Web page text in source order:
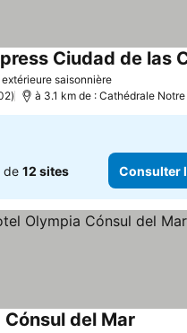
saisonnière
Ciudad de las
à 3.1 km de : Cathédrale
de 12 sites Consulter
del Mar